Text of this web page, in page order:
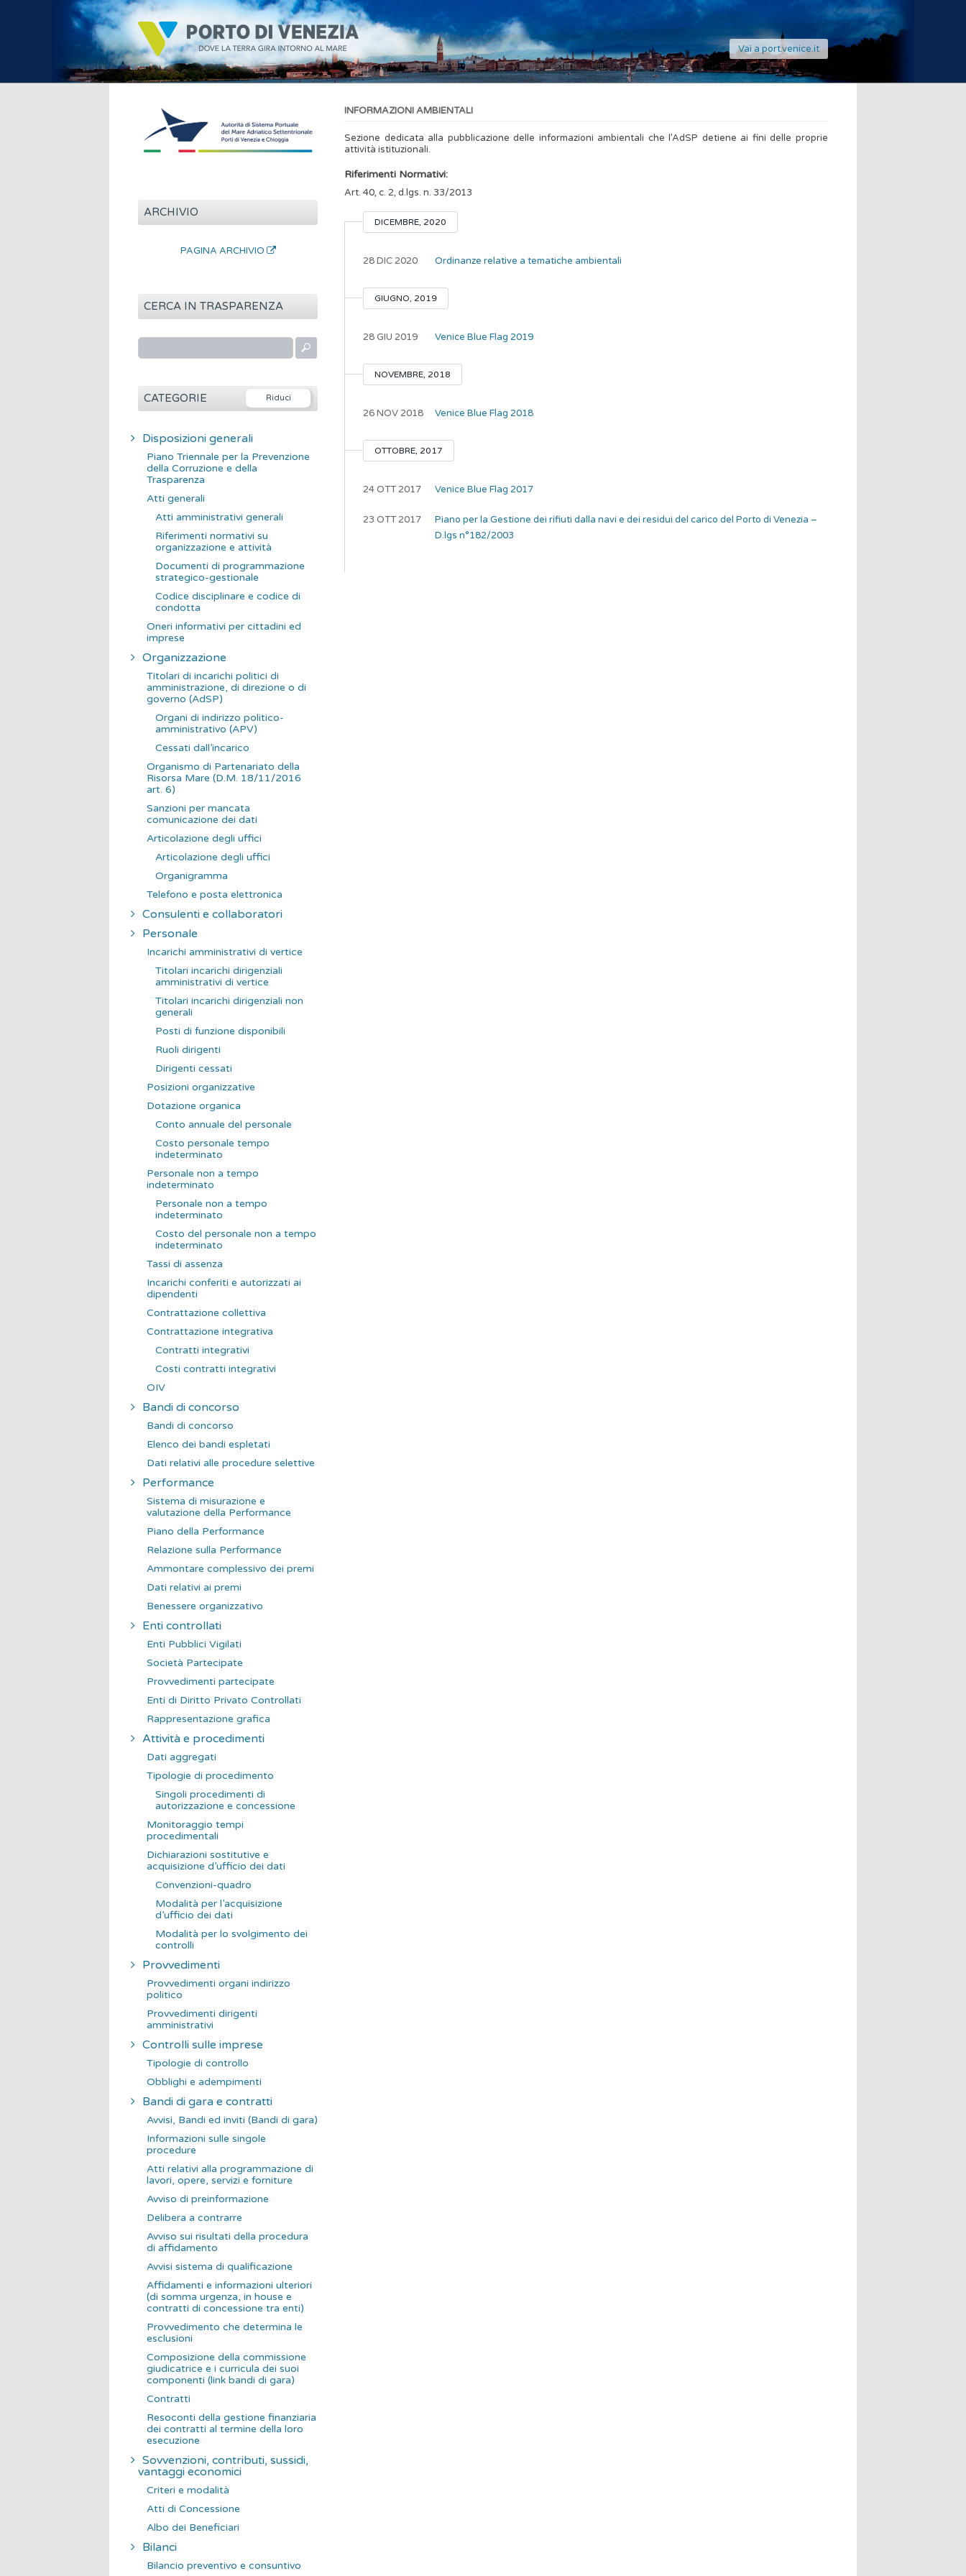
Vai a port.venice.it
INFORMAZIONI AMBIENTALI
Sezione dedicata alla pubblicazione delle informazioni ambientali che l’AdSP detiene ai fini delle proprie
attività istituzionali.
Riferimenti Normativi:
Art. 40, c. 2, d.lgs. n. 33/2013
DICEMBRE, 2020
28 DIC 2020 Ordinanze relative a tematiche ambientali
GIUGNO, 2019
28 GIU 2019 Venice Blue Flag 2019
NOVEMBRE, 2018
26 NOV 2018 Venice Blue Flag 2018
OTTOBRE, 2017
24 OTT 2017 Venice Blue Flag 2017
23 OTT 2017
Piano per la Gestione dei rifiuti dalla navi e dei residui del carico del Porto di Venezia –
D.lgs n°182/2003
ARCHIVIO
PAGINA ARCHIVIO
CERCA IN TRASPARENZA
r
CATEGORIE
Disposizioni generali
Piano Triennale per la Prevenzione
della Corruzione e della
Trasparenza
Atti generali
Atti amministrativi generali
Riferimenti normativi su
organizzazione e attività
Documenti di programmazione
strategico-gestionale
Codice disciplinare e codice di
condotta
Oneri informativi per cittadini ed
imprese
Organizzazione
Titolari di incarichi politici di
amministrazione, di direzione o di
governo (AdSP)
Organi di indirizzo politico-
amministrativo (APV)
Cessati dall’incarico
Organismo di Partenariato della
Risorsa Mare (D.M. 18/11/2016
art. 6)
Sanzioni per mancata
comunicazione dei dati
Articolazione degli uffici
Articolazione degli uffici
Organigramma
Telefono e posta elettronica
Consulenti e collaboratori
Personale
Incarichi amministrativi di vertice
Titolari incarichi dirigenziali
amministrativi di vertice
Titolari incarichi dirigenziali non
generali
Posti di funzione disponibili
Ruoli dirigenti
Dirigenti cessati
Posizioni organizzative
Dotazione organica
Conto annuale del personale
Costo personale tempo
indeterminato
Personale non a tempo
indeterminato
Personale non a tempo
indeterminato
Costo del personale non a tempo
indeterminato
Tassi di assenza
Incarichi conferiti e autorizzati ai
dipendenti
Contrattazione collettiva
Contrattazione integrativa
Contratti integrativi
Costi contratti integrativi
OIV
Bandi di concorso
Bandi di concorso
Elenco dei bandi espletati
Dati relativi alle procedure selettive
Performance
Sistema di misurazione e
valutazione della Performance
Piano della Performance
Relazione sulla Performance
Ammontare complessivo dei premi
Dati relativi ai premi
Benessere organizzativo
Enti controllati
Enti Pubblici Vigilati
Società Partecipate
Provvedimenti partecipate
Enti di Diritto Privato Controllati
Rappresentazione grafica
Attività e procedimenti
Dati aggregati
Tipologie di procedimento
Singoli procedimenti di
autorizzazione e concessione
Monitoraggio tempi
procedimentali
Dichiarazioni sostitutive e
acquisizione d’ufficio dei dati
Convenzioni-quadro
Modalità per l’acquisizione
d’ufficio dei dati
Modalità per lo svolgimento dei
controlli
Provvedimenti
Provvedimenti organi indirizzo
politico
Provvedimenti dirigenti
amministrativi
Controlli sulle imprese
Tipologie di controllo
Obblighi e adempimenti
Bandi di gara e contratti
Avvisi, Bandi ed inviti (Bandi di gara)
Informazioni sulle singole
procedure
Atti relativi alla programmazione di
lavori, opere, servizi e forniture
Avviso di preinformazione
Delibera a contrarre
Avviso sui risultati della procedura
di affidamento
Avvisi sistema di qualificazione
Affidamenti e informazioni ulteriori
(di somma urgenza, in house e
contratti di concessione tra enti)
Provvedimento che determina le
esclusioni
Composizione della commissione
giudicatrice e i curricula dei suoi
componenti (link bandi di gara)
Contratti
Resoconti della gestione finanziaria
dei contratti al termine della loro
esecuzione
Sovvenzioni, contributi, sussidi,
vantaggi economici
Criteri e modalità
Atti di Concessione
Albo dei Beneficiari
Bilanci
Bilancio preventivo e consuntivo